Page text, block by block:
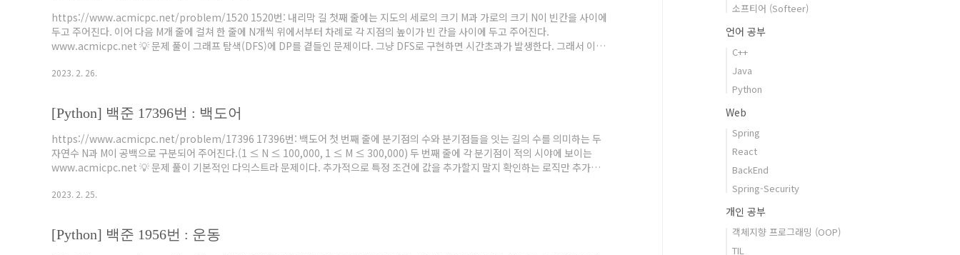
https://www.acmicpc.net/problem/1520 1520번: 내리막 길 첫째 줄에는 지도의 세로의 크기 M과 가로의 크기 N이 빈칸을 사이에
두고 주어진다. 이어 다음 M개 줄에 걸쳐 한 줄에 N개씩 위에서부터 차례로 각 지점의 높이가 빈 칸을 사이에 두고 주어진다.
www.acmicpc.net 💡 문제 풀이 그래프 탐색(DFS)에 DP를 곁들인 문제이다. 그냥 DFS로 구현하면 시간초과가 발생한다. 그래서 이미
인 줄 알았지만 DP가 곁들인거 보고 큰코다쳤다. 💻 코드 import sys input = sys.stdin.readline dx = [..
2023. 2. 26.
[Python] 백준 17396번 : 백도어
https://www.acmicpc.net/problem/17396 17396번: 백도어 첫 번째 줄에 분기점의 수와 분기점들을 잇는 길의 수를 의미하는 두
자연수 N과 M이 공백으로 구분되어 주어진다.(1 ≤ N ≤ 100,000, 1 ≤ M ≤ 300,000) 두 번째 줄에 각 분기점이 적의 시야에 보이는
www.acmicpc.net 💡 문제 풀이 기본적인 다익스트라 문제이다. 추가적으로 특정 조건에 값을 추가할지 말지 확인하는 로직만 추가하면
dijkstra(start): q = [] heapq.heappush(q, (0, sta..
2023. 2. 25.
[Python] 백준 1956번 : 운동
소프티어 (Softeer)
언어 공부
C++
Java
Python
Web
Spring
React
BackEnd
Spring-Security
개인 공부
객체지향 프로그래밍 (OOP)
TIL